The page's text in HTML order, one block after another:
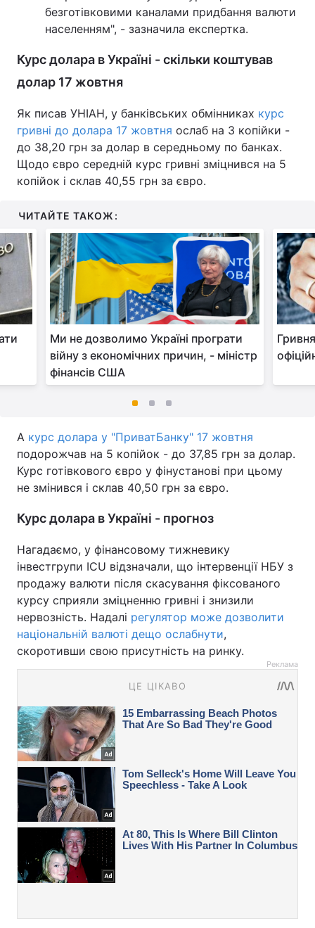
безготівковими каналами придбання валюти
населенням", - зазначила експертка.
Курс долара в Україні - скільки коштував
долар 17 жовтня
Як писав УНІАН, у банківських обмінниках курс
гривні до долара 17 жовтня ослаб на 3 копійки -
до 38,20 грн за долар в середньому по банках.
Щодо євро середній курс гривні зміцнився на 5
копійок і склав 40,55 грн за євро.
ЧИТАЙТЕ ТАКОЖ:
Ми не дозволимо Україні програти
війну з економічних причин, - міністр
фінансів США
А курс долара у "ПриватБанку" 17 жовтня
подорожчав на 5 копійок - до 37,85 грн за долар.
Курс готівкового євро у фінустанові при цьому
не змінився і склав 40,50 грн за євро.
Курс долара в Україні - прогноз
Нагадаємо, у фінансовому тижневику
інвестгрупи ICU відзначали, що інтервенції НБУ з
продажу валюти після скасування фіксованого
курсу сприяли зміцненню гривні і знизили
нервозність. Надалі регулятор може дозволити
національній валюті дещо ослабнути,
скоротивши свою присутність на ринку.
Реклама